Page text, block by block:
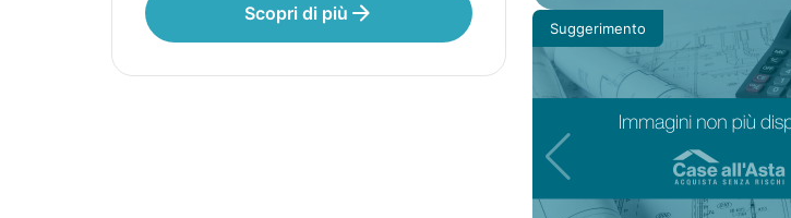
Scopri di più
Suggerimento